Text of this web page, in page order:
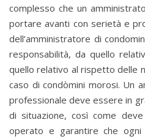
complesso che un
portare avanti con serietà e
dell’amministratore di
responsabilità, da quello
quello relativo al rispetto delle
caso di condòmini morosi. Un
professionale deve essere in
di situazione, così come
operato e garantire che ogni